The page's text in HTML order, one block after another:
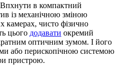
в компактний
із механічною зміною
камерах, чисто фізично
цього додавати окремий
оптичним зумом. І його
або перископічною системою
пристрою.